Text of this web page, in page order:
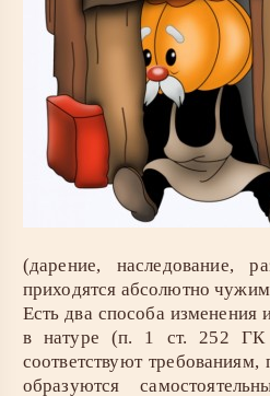
(дарение, наследование,
приходятся абсолютно
Есть два способа изменения
в натуре (п. 1 ст. 252 ГК
соответствуют
образуются